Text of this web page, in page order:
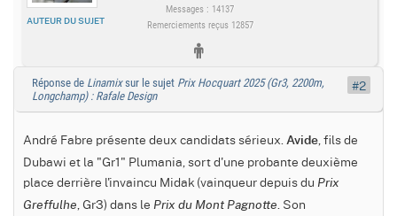
AUTEUR DU SUJET
Messages : 14137
Remerciements reçus 12857
Réponse de Linamixsur le sujet Prix Hocquart 2025 (Gr3, 2200m,
Longchamp) : Rafale Design
André Fabre présente deux candidats sérieux. Avide, fils de
Dubawi et la "Gr1" Plumania, sort d'une probante deuxième
place derrière l'invaincu Midak (vainqueur depuis du Prix
Greffulhe, Gr3) dans le Prix du Mont Pagnotte. Son
#2